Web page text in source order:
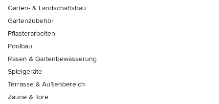
Garten- & Landschaftsbau
Gartenzubehör
Pflasterarbeiten
Poolbau
Rasen & Gartenbewässerung
Spielgeräte
Terrasse & Außenbereich
Zäune & Tore